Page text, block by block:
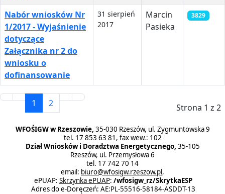
Nabór wniosków Nr
1/2017 - Wyjaśnienie
dotyczące
Załącznika nr 2 do
wniosku o
dofinansowanie
31 sierpień
2017
Marcin
Pasieka
3829
Strona 1 z 2
1 2
WFOŚIGW w Rzeszowie, 35-030 Rzeszów, ul. Zygmuntowska 9
tel. 17 853 63 81, fax wew.: 102
Dział Wniosków i Doradztwa Energetycznego, 35-105
Rzeszów, ul. Przemysłowa 6
tel. 17 742 70 14
email: biuro@wfosigw.rzeszow.pl,
ePUAP: Skrzynka ePUAP: /wfosigw_rz/SkrytkaESP
Adres do e-Doręczeń: AE:PL-55516-58184-ASDDT-13